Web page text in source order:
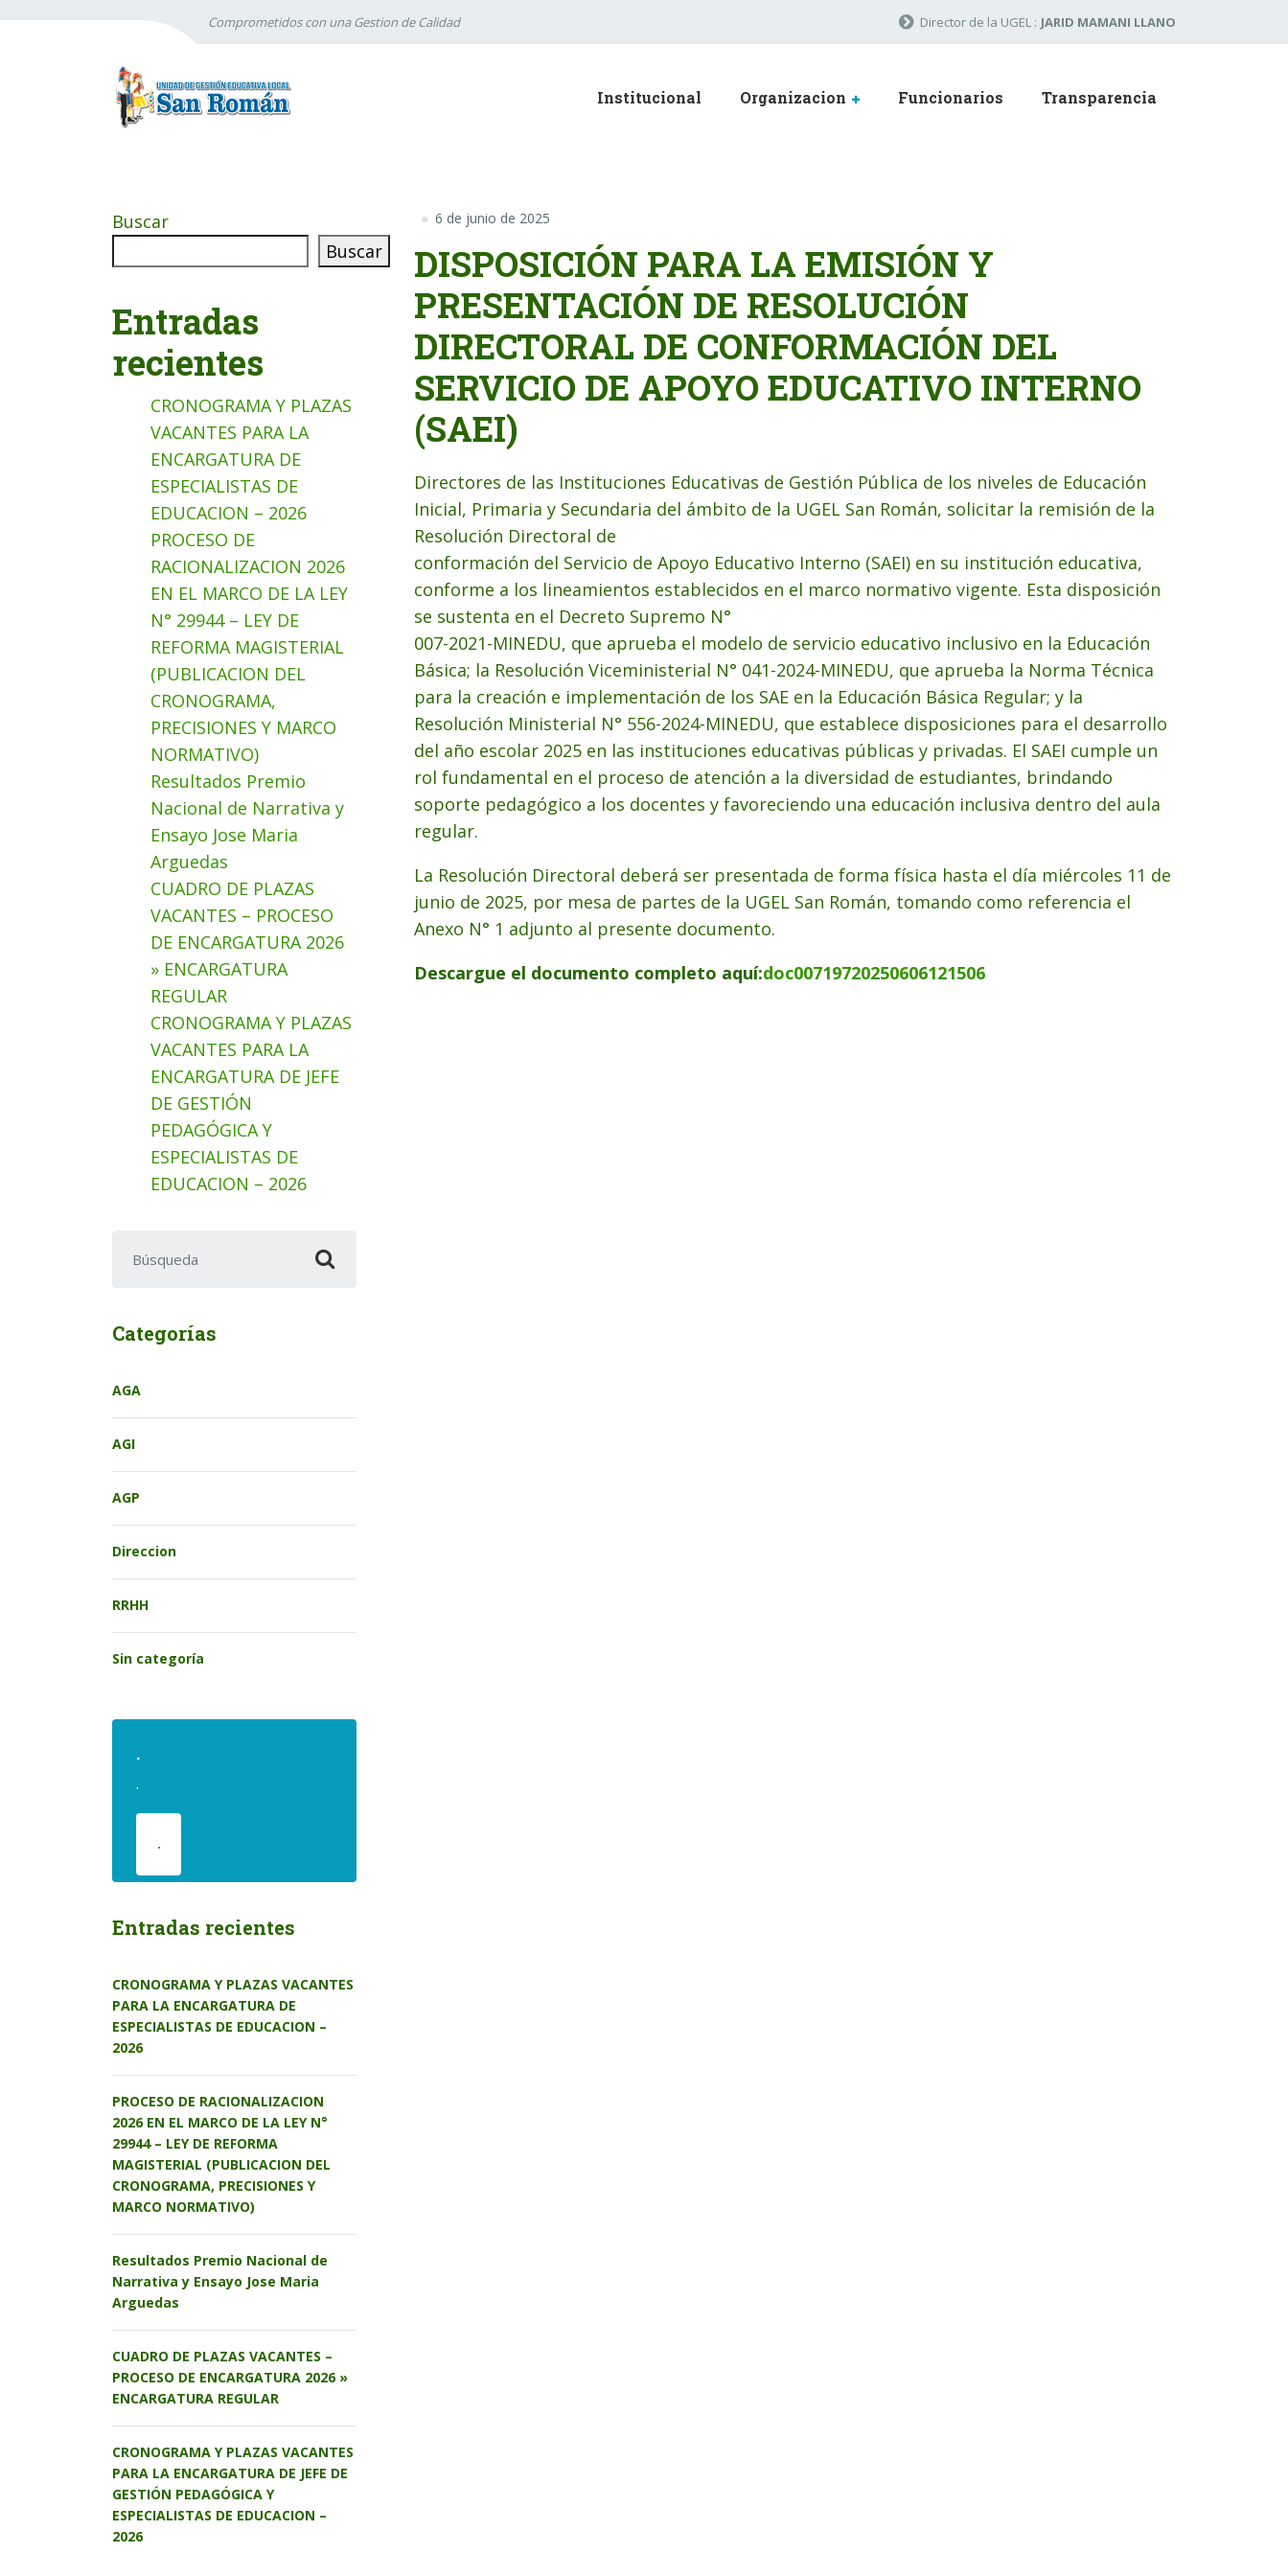
Comprometidos con una Gestion de Calidad Director de la UGEL : JARID MAMANI LLANO
Institucional Organizacion Funcionarios Transparencia
6 de junio de 2025
DISPOSICIÓN PARA LA EMISIÓN Y
PRESENTACIÓN DE RESOLUCIÓN
DIRECTORAL DE CONFORMACIÓN DEL
SERVICIO DE APOYO EDUCATIVO INTERNO
(SAEI)
Directores de las Instituciones Educativas de Gestión Pública de los niveles de Educación
Inicial, Primaria y Secundaria del ámbito de la UGEL San Román, solicitar la remisión de la
Resolución Directoral de
conformación del Servicio de Apoyo Educativo Interno (SAEI) en su institución educativa,
conforme a los lineamientos establecidos en el marco normativo vigente. Esta disposición
se sustenta en el Decreto Supremo N°
007-2021-MINEDU, que aprueba el modelo de servicio educativo inclusivo en la Educación
Básica; la Resolución Viceministerial N° 041-2024-MINEDU, que aprueba la Norma Técnica
para la creación e implementación de los SAE en la Educación Básica Regular; y la
Resolución Ministerial N° 556-2024-MINEDU, que establece disposiciones para el desarrollo
del año escolar 2025 en las instituciones educativas públicas y privadas. El SAEI cumple un
rol fundamental en el proceso de atención a la diversidad de estudiantes, brindando
soporte pedagógico a los docentes y favoreciendo una educación inclusiva dentro del aula
regular.
La Resolución Directoral deberá ser presentada de forma física hasta el día miércoles 11 de
junio de 2025, por mesa de partes de la UGEL San Román, tomando como referencia el
Anexo N° 1 adjunto al presente documento.
Descargue el documento completo aquí:doc00719720250606121506
Buscar
Buscar
Entradas
recientes
CRONOGRAMA Y PLAZAS
VACANTES PARA LA
ENCARGATURA DE
ESPECIALISTAS DE
EDUCACION – 2026
PROCESO DE
RACIONALIZACION 2026
EN EL MARCO DE LA LEY
N° 29944 – LEY DE
REFORMA MAGISTERIAL
(PUBLICACION DEL
CRONOGRAMA,
PRECISIONES Y MARCO
NORMATIVO)
Resultados Premio
Nacional de Narrativa y
Ensayo Jose Maria
Arguedas
CUADRO DE PLAZAS
VACANTES – PROCESO
DE ENCARGATURA 2026
» ENCARGATURA
REGULAR
CRONOGRAMA Y PLAZAS
VACANTES PARA LA
ENCARGATURA DE JEFE
DE GESTIÓN
PEDAGÓGICA Y
ESPECIALISTAS DE
EDUCACION – 2026
Categorías
AGA
AGI
AGP
Direccion
RRHH
Sin categoría
.
.
.
Entradas recientes
CRONOGRAMA Y PLAZAS VACANTES
PARA LA ENCARGATURA DE
ESPECIALISTAS DE EDUCACION –
2026
PROCESO DE RACIONALIZACION
2026 EN EL MARCO DE LA LEY N°
29944 – LEY DE REFORMA
MAGISTERIAL (PUBLICACION DEL
CRONOGRAMA, PRECISIONES Y
MARCO NORMATIVO)
Resultados Premio Nacional de
Narrativa y Ensayo Jose Maria
Arguedas
CUADRO DE PLAZAS VACANTES –
PROCESO DE ENCARGATURA 2026 »
ENCARGATURA REGULAR
CRONOGRAMA Y PLAZAS VACANTES
PARA LA ENCARGATURA DE JEFE DE
GESTIÓN PEDAGÓGICA Y
ESPECIALISTAS DE EDUCACION –
2026